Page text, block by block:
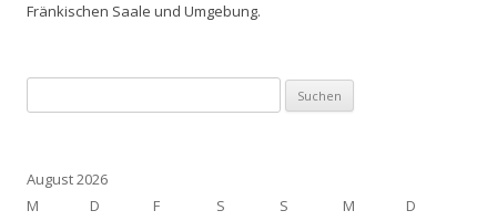
Fränkischen Saale und Umgebung.
nach:
August 2026
M
D F S S M
D